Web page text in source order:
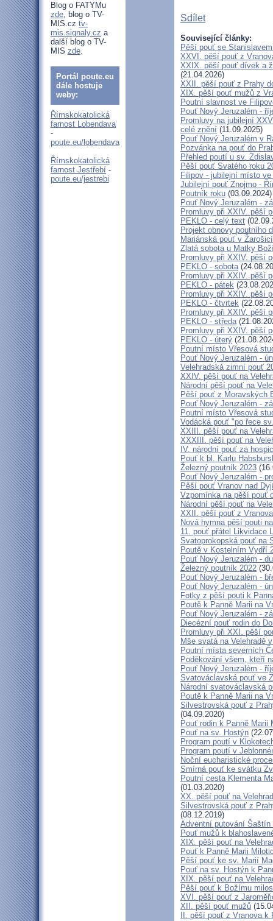
Blog o FATYMu
zde, blog o TV-
MIS.cz tv-
mis.signaly.cz a
další blog o TV-
MIS zde.
Portál poute.eu
dále hostuje
weby:
Římskokatolická
farnost Lobendava
-
poute.eu/lobendava
Římskokatolická
farnost Jestřebí -
poute.eu/jestrebi
Sdílet
Související články:
Pěší pouť se
XXVI. pěší pouť z
XXIX. pěší pouť dívek a
(21.04.2026)
XXII. pěší pouť z Prahy
XIX. pěší pouť mužů z
Poutní slavnost ve
Pouť Nový Jeruzalém -
Promluvy na jubilejní
celé znění (11.09.2025)
Pouť Nový Jeruzalém v
Pozvánka na pouť do
Přehled poutí u sv.
Pěší pouť Svatého roku
Filipov - jubilejní místo
Jubilejní pouť Znojmo -
Poutník roku (03.09.2024)
Pouť Nový Jeruzalém -
Promluvy při XXIV. pěší
PEKLO - celý text
Projekt obnovy poutního
Mariánská pouť v
Zlatá sobota u Matky
Promluvy při XXIV. pěší
PEKLO - sobota
Promluvy při XXIV. pěší
PEKLO - pátek
Promluvy při XXIV. pěší
PEKLO - čtvrtek
Promluvy při XXIV. pěší
PEKLO - středa
Promluvy při XXIV. pěší
PEKLO - úterý
Poutní místo Vřesová
Pouť Nový Jeruzalém -
Velehradská zimní pouť
XXIV. pěší pouť na
Národní pěší pouť na
Pěší pouť z Moravských
Pouť Nový Jeruzalém -
Poutní místo Vřesová
Vodácká pouť "po řece
XXIII. pěší pouť na
XXXIII. pěší pouť na
IV. národní pouť za
Pouť k bl. Karlu
Železný poutník 2023
Pouť Nový Jeruzalém -
Pěší pouť Vranov nad
Vzpomínka na pěší pouť
Národní pěší pouť na
XXII. pěší pouť z
Nová hymna pěší pouti
11. pouť přátel Likvidace
Svatoprokopská pouť na
Poutě v Kostelním Vydří
Pouť Nový Jeruzalém -
Železný poutník 2022
Pouť Nový Jeruzalém -
Pouť Nový Jeruzalém -
Fotky z pěší pouti k
Poutě k Panně Marii na
Pouť Nový Jeruzalém -
Diecézní pouť rodin do
Promluvy při XXI. pěší
Mše svatá na Velehradě
Poutní místa severních
Poděkování všem, kteří
Pouť Nový Jeruzalém -
Svatováclavská pouť ve
Národní svatováclavská
Poutě k Panně Marii na
Silvestrovská pouť z
(04.09.2020)
Pouť rodin k Panně Marii
Pouť na sv. Hostýn
Program poutí v
Program poutí v
Noční eucharistické
Smírná pouť ke svátku
Poutní cesta Klementa
(01.03.2020)
XX. pěší pouť na
Silvestrovská pouť z
(08.12.2019)
Adventní putování Šaštín
Pouť mužů k
XIX. pěší pouť na
Pouť k Panně Marii
Pěší pouť ke sv. Marií
Pouť na sv. Hostýn k
XIX. pěší pouť na
Pěší pouť k Božímu
XVI. pěší pouť z
XII. pěší pouť mužů
II. pěší pouť z Vranova k